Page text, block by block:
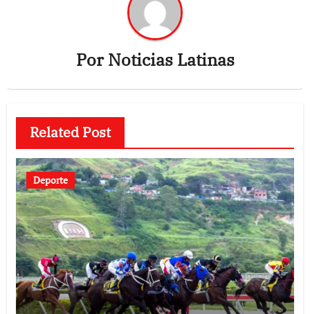
PorNoticias Latinas
Related Post
Deporte